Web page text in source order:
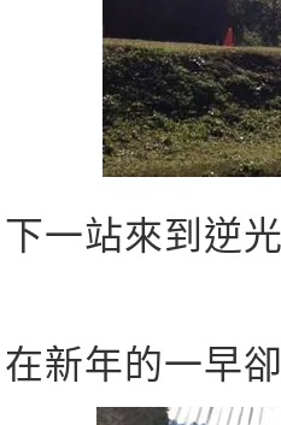
下一站來到逆
在新年的一早